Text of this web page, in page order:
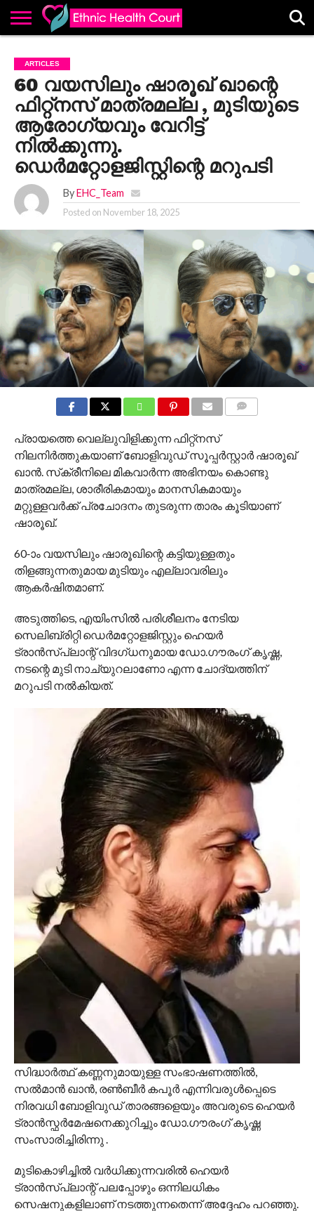
EHC
ADVERTISE
ALL
LATEST
POSTS
CONTACT
US
CONTRIBUTE
HOME
ARTICLES
60 വയസിലും ഷാരൂഖ് ഖാന്റെ
ഫിറ്റ്നസ് മാത്രമല്ല , മുടിയുടെ
ആരോഗ്യവും വേറിട്ട്
നിൽക്കുന്നു.
ഡെർമറ്റോളജിസ്റ്റിന്റെ മറുപടി
By EHC_Team
Posted on November 18, 2025
പ്രായത്തെ വെല്ലുവിളിക്കുന്ന ഫിറ്റ്നസ്
നിലനിർത്തുകയാണ് ബോളിവുഡ് സൂപ്പർസ്റ്റാർ ഷാരൂഖ്
ഖാൻ. സ്‌ക്രീനിലെ മികവാർന്ന അഭിനയം കൊണ്ടു
മാത്രമല്ല, ശാരീരികമായും മാനസികമായും
മറ്റുള്ളവർക്ക് പ്രചോദനം തുടരുന്ന താരം കൂടിയാണ്
ഷാരൂഖ്.
60-ാം വയസിലും ഷാരൂഖിന്റെ കട്ടിയുള്ളതും
തിളങ്ങുന്നതുമായ മുടിയും എല്ലാവരിലും
ആകർഷിതമാണ്.
അടുത്തിടെ, എയിംസിൽ പരിശീലനം നേടിയ
സെലിബ്രിറ്റി ഡെർമറ്റോളജിസ്റ്റും ഹെയർ
ട്രാൻസ്‌പ്ലാന്റ് വിദഗ്ധനുമായ ഡോ.ഗൗരംഗ് കൃഷ്ണ,
നടന്റെ മുടി നാച്യുറലാണോ എന്ന ചോദ്യത്തിന്
മറുപടി നൽകിയത്.
സിദ്ധാർത്ഥ് കണ്ണനുമായുള്ള സംഭാഷണത്തിൽ,
സൽമാൻ ഖാൻ, രൺബീർ കപൂർ എന്നിവരുൾപ്പെടെ
നിരവധി ബോളിവുഡ് താരങ്ങളെയും അവരുടെ ഹെയർ
ട്രാൻസ്ഫർമേഷനെക്കുറിച്ചും ഡോ.ഗൗരംഗ് കൃഷ്ണ
സംസാരിച്ചിരിന്നു .
മുടികൊഴിച്ചിൽ വർധിക്കുന്നവരിൽ ഹെയർ
ട്രാൻസ്‌പ്ലാന്റ് പലപ്പോഴും ഒന്നിലധികം
സെഷനുകളിലാണ് നടത്തുന്നതെന്ന് അദ്ദേഹം പറഞ്ഞു.